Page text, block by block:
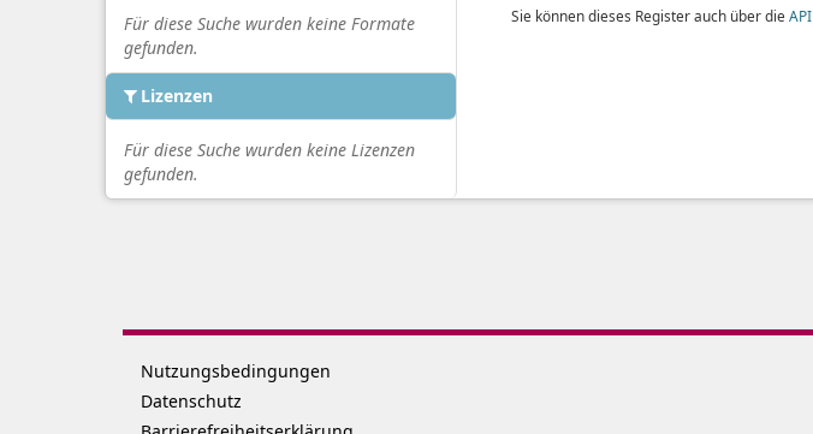
Für diese Suche wurden keine Formate
gefunden.
Lizenzen
Für diese Suche wurden keine Lizenzen
gefunden.
Sie können dieses Register auch über die API
Nutzungsbedingungen
Datenschutz